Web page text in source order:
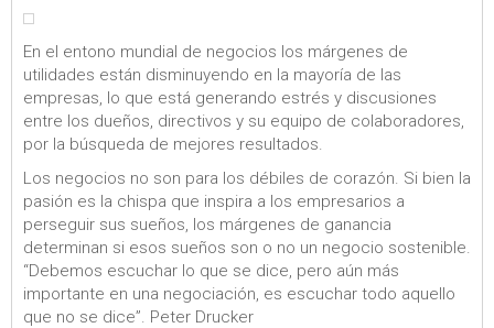
En el entono mundial de negocios los márgenes de
utilidades están disminuyendo en la mayoría de las
empresas, lo que está generando estrés y discusiones
entre los dueños, directivos y su equipo de colaboradores,
por la búsqueda de mejores resultados.
Los negocios no son para los débiles de corazón. Si bien la
pasión es la chispa que inspira a los empresarios a
perseguir sus sueños, los márgenes de ganancia
determinan si esos sueños son o no un negocio sostenible.
“Debemos escuchar lo que se dice, pero aún más
importante en una negociación, es escuchar todo aquello
que no se dice”. Peter Drucker